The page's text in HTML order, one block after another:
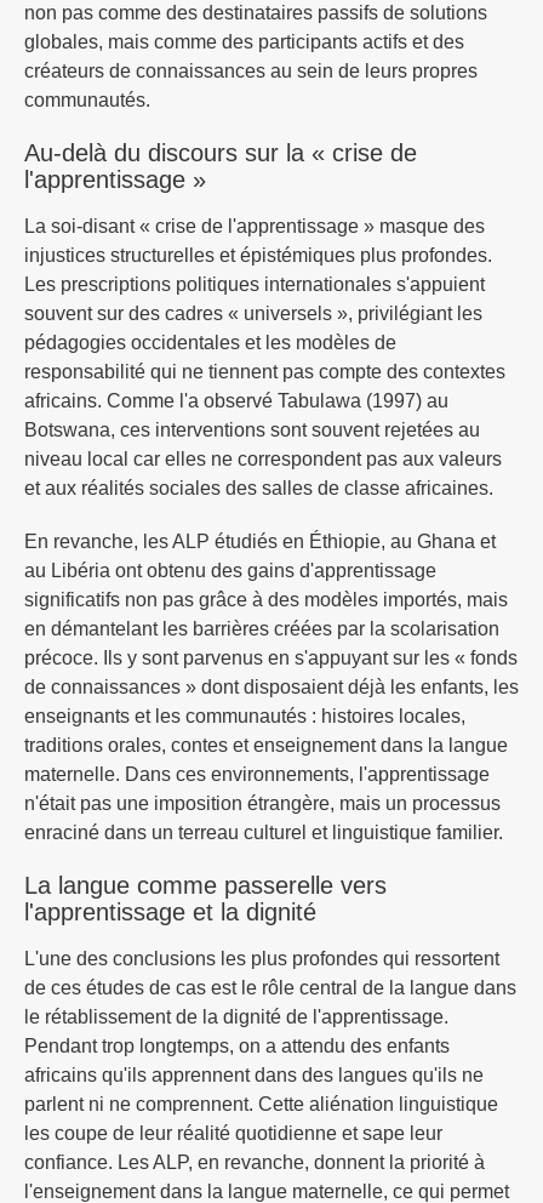
non pas comme des destinataires passifs de solutions
globales, mais comme des participants actifs et des
créateurs de connaissances au sein de leurs propres
communautés.
Au-delà du discours sur la « crise de
l'apprentissage »
La soi-disant « crise de l'apprentissage » masque des
injustices structurelles et épistémiques plus profondes.
Les prescriptions politiques internationales s'appuient
souvent sur des cadres « universels », privilégiant les
pédagogies occidentales et les modèles de
responsabilité qui ne tiennent pas compte des contextes
africains. Comme l'a observé Tabulawa (1997) au
Botswana, ces interventions sont souvent rejetées au
niveau local car elles ne correspondent pas aux valeurs
et aux réalités sociales des salles de classe africaines.
En revanche, les ALP étudiés en Éthiopie, au Ghana et
au Libéria ont obtenu des gains d'apprentissage
significatifs non pas grâce à des modèles importés, mais
en démantelant les barrières créées par la scolarisation
précoce. Ils y sont parvenus en s'appuyant sur les « fonds
de connaissances » dont disposaient déjà les enfants, les
enseignants et les communautés : histoires locales,
traditions orales, contes et enseignement dans la langue
maternelle. Dans ces environnements, l'apprentissage
n'était pas une imposition étrangère, mais un processus
enraciné dans un terreau culturel et linguistique familier.
La langue comme passerelle vers
l'apprentissage et la dignité
L'une des conclusions les plus profondes qui ressortent
de ces études de cas est le rôle central de la langue dans
le rétablissement de la dignité de l'apprentissage.
Pendant trop longtemps, on a attendu des enfants
africains qu'ils apprennent dans des langues qu'ils ne
parlent ni ne comprennent. Cette aliénation linguistique
les coupe de leur réalité quotidienne et sape leur
confiance. Les ALP, en revanche, donnent la priorité à
l'enseignement dans la langue maternelle, ce qui permet